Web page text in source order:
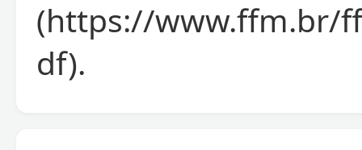
(https://www.ffm.br/
df).